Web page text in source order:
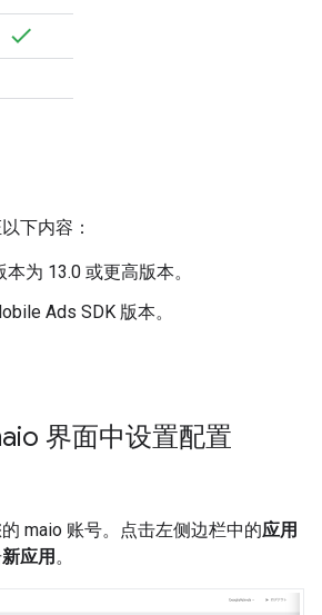
下内容：
为 13.0 或更高版本。
Ads SDK 版本。
界面中设置配置
maio 账号。点击左侧边栏中的应用
新应用 。